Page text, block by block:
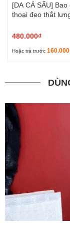
[DA CÁ SẤU] Bao
thoại đeo thắt
480.000₫
Hoặc trả trước